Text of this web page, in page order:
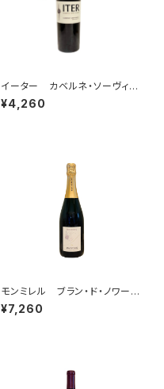
イーター カベルネ・ソーヴィニ
ヨン ナパ・ヴァレー 2023
¥4,260
モンミレル ブラン・ド・ノワー
ル クレマン・ピコネ・セレクシ
ョン
¥7,260